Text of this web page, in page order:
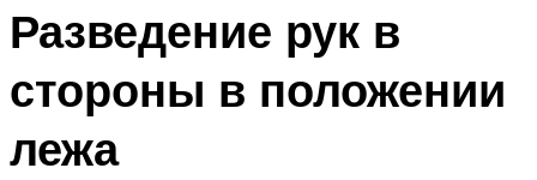
Разведение рук в
стороны в положении
лежа